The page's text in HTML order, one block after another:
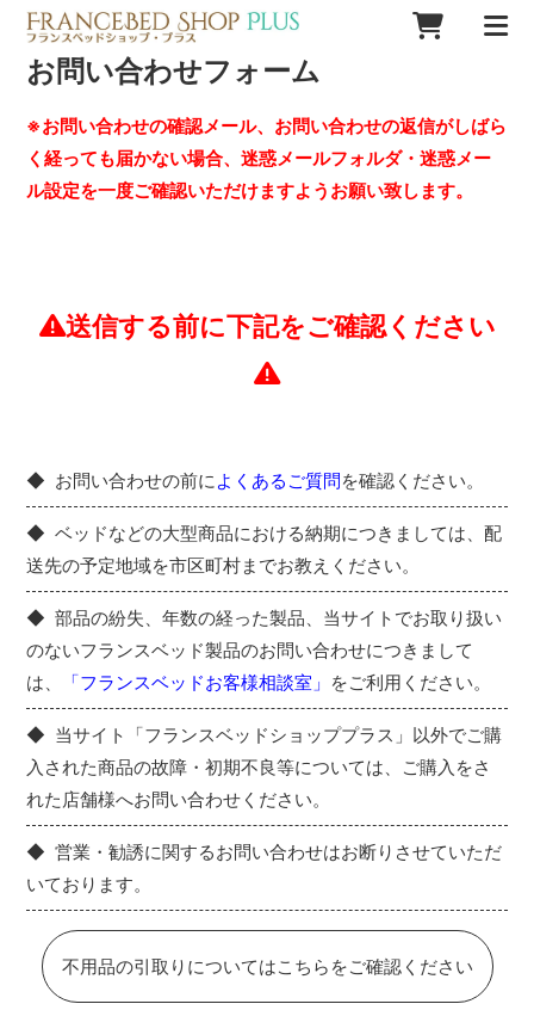
お問い合わせフォーム
※お問い合わせの確認メール、お問い合わせの返信がしばら
く経っても届かない場合、迷惑メールフォルダ・迷惑メー
ル設定を一度ご確認いただけますようお願い致します。
送信する前に下記をご確認ください
お問い合わせの前に よくあるご質問を確認ください。
ベッドなどの大型商品における納期につきましては、配
送先の予定地域を市区町村までお教えください。
部品の紛失、年数の経った製品、当サイトでお取り扱い
のないフランスベッド製品のお問い合わせにつきまして
は、
「フランスベッドお客様相談室」 をご利用ください。
当サイト「フランスベッドショッププラス」以外でご購
入された商品の故障・初期不良等については、ご購入をさ
れた店舗様へお問い合わせください。
営業・勧誘に関するお問い合わせはお断りさせていただ
いております。
不用品の引取りについてはこちらをご確認ください